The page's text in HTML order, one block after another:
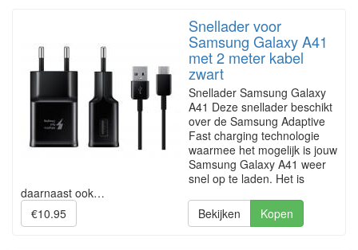
Snellader voor
Samsung Galaxy A41
met 2 meter kabel
zwart
Snellader Samsung Galaxy
A41 Deze snellader beschikt
over de Samsung Adaptive
Fast charging technologie
waarmee het mogelijk is jouw
Samsung Galaxy A41 weer
snel op te laden. Het is
daarnaast ook…
€10.95
Bekijken Kopen